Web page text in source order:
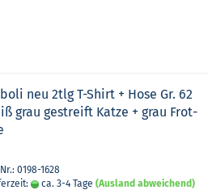
neu 2tlg T-​Shirt + Hose Gr. 62
grau ge­streift Katze + grau Frot­
0198-1628
ca. 3-4 Tage (Ausland abweichend)